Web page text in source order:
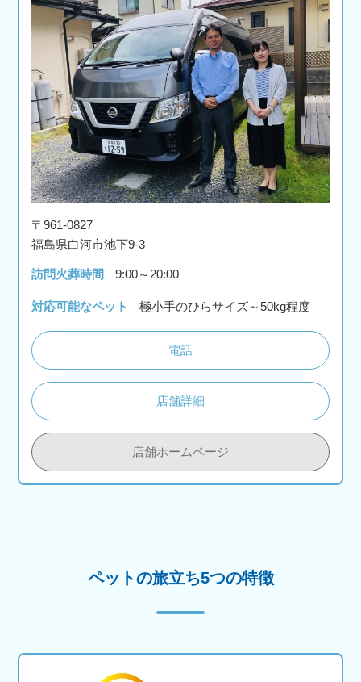
〒961-0827
福島県白河市池下9-3
訪問火葬時間 9:00～20:00
対応可能なペット 極小手のひらサイズ～50kg程度
電話
店舗詳細
店舗ホームページ
ペットの旅立ち5つの特徴